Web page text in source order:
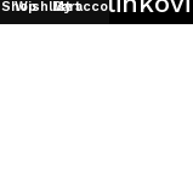
Shop
Wishlist
Cart
My account